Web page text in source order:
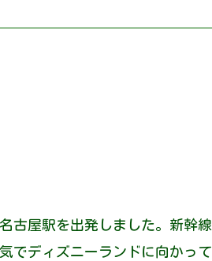
古屋駅を出発しました。新幹線
でディズニーランドに向かって